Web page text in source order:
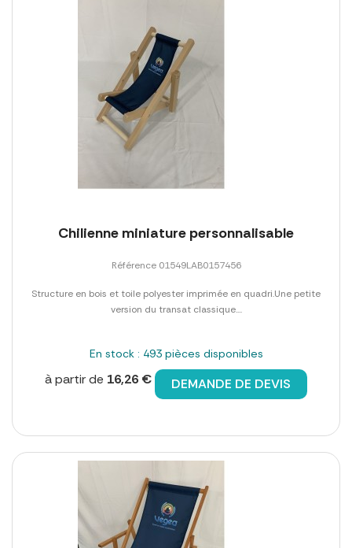
Chilienne miniature personnalisable
Référence 01549LAB0157456
Structure en bois et toile polyester imprimée en quadri.Une petite
version du transat classique....
En stock : 493 pièces disponibles
à partir de 16,26 € DEMANDE DE DEVIS